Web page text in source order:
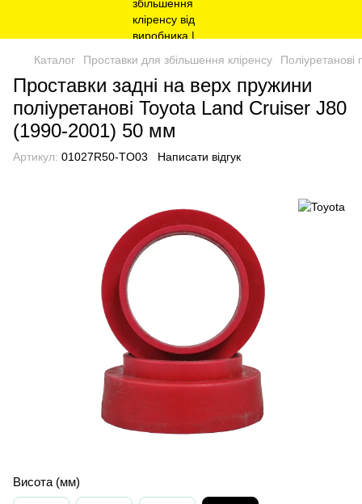
Каталог Проставки для збільшення кліренсу Поліуретанові
Проставки задні на верх пружини
поліуретанові Toyota Land Cruiser J80
(1990-2001) 50 мм
Артикул: 01027R50-TO03 Написати відгук
Висота (мм)